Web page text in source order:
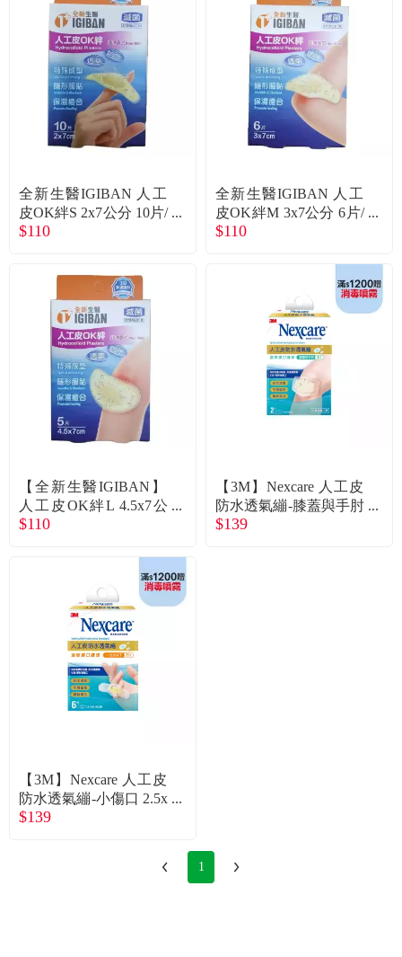
合作提案
購物流程
會員專區
折價券、紅利說明
全新生醫IGIBAN 人工
皮OK絆S 2x7公分 10片/
盒
$110
全新生醫IGIBAN 人工
皮OK絆M 3x7公分 6片/
盒
$110
【全新生醫IGIBAN】
人工皮OK絆L 4.5x7公
分 5片/盒
$110
【3M】Nexcare 人工皮
防水透氣繃-膝蓋與手肘
7.5x10cm（2片／盒）
$139
【3M】Nexcare 人工皮
防水透氣繃-小傷口 2.5x
6.9cm (6片/盒)
$139
1